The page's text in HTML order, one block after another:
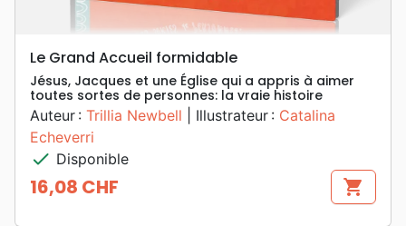
Le Grand Accueil formidable
Jésus, Jacques et une Église qui a appris à aimer
toutes sortes de personnes: la vraie histoire
Auteur : Trillia Newbell | Illustrateur : Catalina
Echeverri
check Disponible
Prix
16,08 CHF shopping_cart